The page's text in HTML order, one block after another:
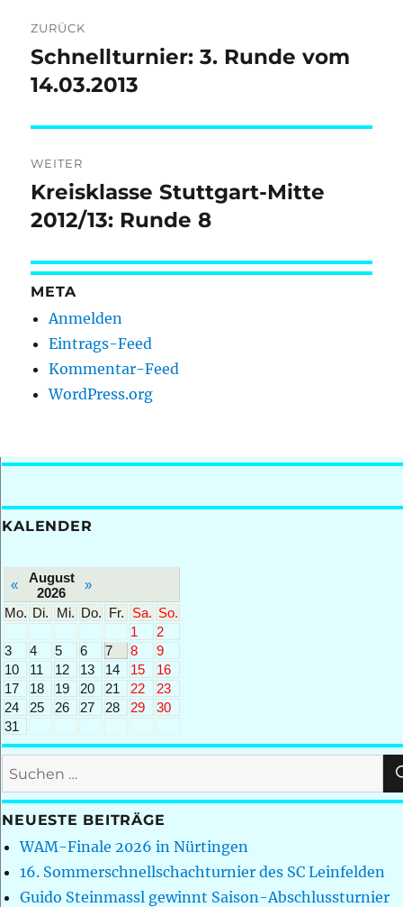
ZURÜCK
Vorheriger
Beitrag:
Schnellturnier: 3. Runde vom
14.03.2013
WEITER
Nächster
Beitrag:
Kreisklasse Stuttgart-Mitte
2012/13: Runde 8
META
Anmelden
Eintrags-Feed
Kommentar-Feed
WordPress.org
KALENDER
«
August
2026
»
Mo. Di. Mi. Do. Fr. Sa. So.
1
2
3
4 5 6 7 8
9
10
11 12 13 14 15
16
17
18 19 20 21 22
23
24
25 26 27 28 29
30
31
Suchen
nach:
NEUESTE BEITRÄGE
WAM-Finale 2026 in Nürtingen
16. Sommerschnellschachturnier des SC Leinfelden
Guido Steinmassl gewinnt Saison-Abschlussturnier